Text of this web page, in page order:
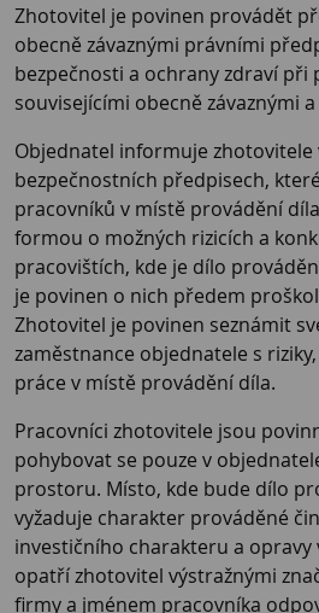
Zhotovitel je povinen provádět
obecně závaznými právními
bezpečnosti a ochrany zdraví při
souvisejícími obecně závaznými
Objednatel informuje zhotovitele
bezpečnostních předpisech,
pracovníků v místě provádění
formou o možných rizicích a
pracovištích, kde je dílo
je povinen o nich předem
Zhotovitel je povinen seznámit
zaměstnance objednatele s
práce v místě provádění díla.
Pracovníci zhotovitele jsou
pohybovat se pouze v
prostoru. Místo, kde bude dílo
vyžaduje charakter prováděné
investičního charakteru a opravy
opatří zhotovitel výstražnými
firmy a jménem pracovníka